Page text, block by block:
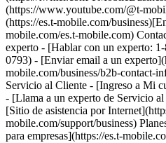
(https://www.youtube.com/@t-
(https://es.t-mobile.com/
mobile.com/es.t-mobile.com)
experto - [Hablar con un experto:
0793) - [Enviar email a un
mobile.com/business/b2b-contact-
Servicio al Cliente - [Ingreso a Mi
- [Llama a un experto de Servicio
[Sitio de asistencia por
mobile.com/support/business)
para empresas](https://es.t-